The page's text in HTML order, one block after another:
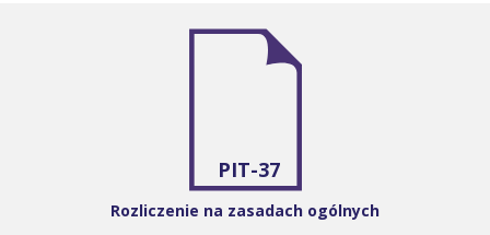
PIT-37
Rozliczenie na zasadach ogólnych